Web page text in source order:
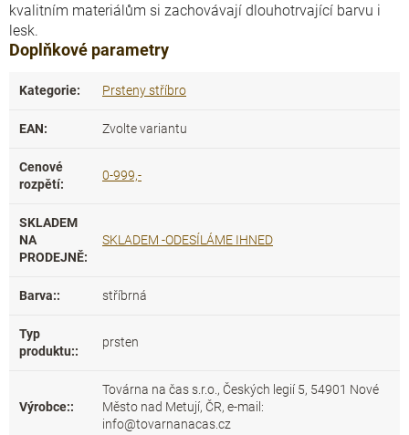
kvalitním materiálům si zachovávají dlouhotrvající barvu i
lesk.
Doplňkové parametry
Kategorie: Prsteny stříbro
EAN: Zvolte variantu
Cenové
rozpětí:
0-999,-
SKLADEM
NA
PRODEJNĚ:
SKLADEM -ODESÍLÁME IHNED
Barva:: stříbrná
Typ
produktu::
prsten
Výrobce::
Továrna na čas s.r.o., Českých legií 5, 54901 Nové
Město nad Metují, ČR, e-mail:
info@tovarnanacas.cz